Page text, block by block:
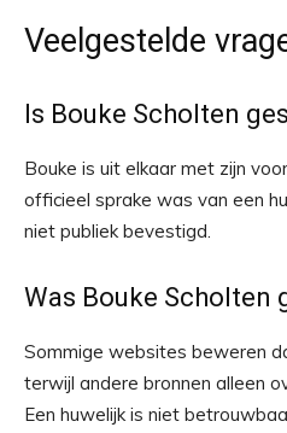
Veelgestelde
Is Bouke Scholten
Bouke is uit elkaar met zijn
officieel sprake was van een
niet publiek bevestigd.
Was Bouke Scholten
Sommige websites beweren
terwijl andere bronnen alleen
Een huwelijk is niet